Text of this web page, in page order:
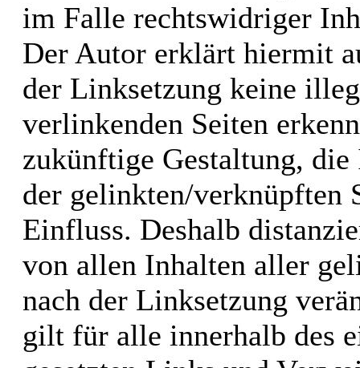
im Falle rechtswidriger
Der Autor erklärt hiermit
der Linksetzung keine
verlinkenden Seiten
zukünftige Gestaltung,
der gelinkten/verknüpften
Einfluss. Deshalb
von allen Inhalten aller
nach der Linksetzung
gilt für alle innerhalb des